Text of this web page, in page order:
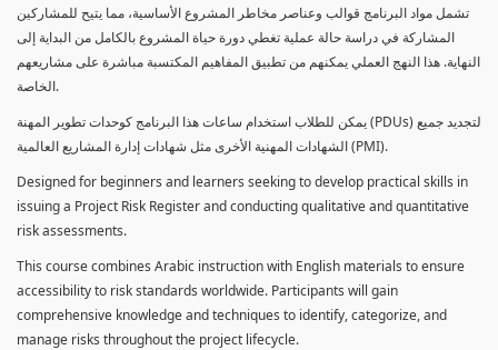
تشمل مواد البرنامج قوالب وعناصر مخاطر المشروع الأساسية، مما يتيح للمشاركين
المشاركة في دراسة حالة عملية تغطي دورة حياة المشروع بالكامل من البداية إلى
النهاية. هذا النهج العملي يمكنهم من تطبيق المفاهيم المكتسبة مباشرة على مشاريعهم
الخاصة.
يمكن للطلاب استخدام ساعات هذا البرنامج كوحدات تطوير المهنة (PDUs) لتجديد جميع
الشهادات المهنية الأخرى مثل شهادات إدارة المشاريع العالمية (PMI).
Designed for beginners and learners seeking to develop practical skills in
issuing a Project Risk Register and conducting qualitative and quantitative
risk assessments.
This course combines Arabic instruction with English materials to ensure
accessibility to risk standards worldwide. Participants will gain
comprehensive knowledge and techniques to identify, categorize, and
manage risks throughout the project lifecycle.